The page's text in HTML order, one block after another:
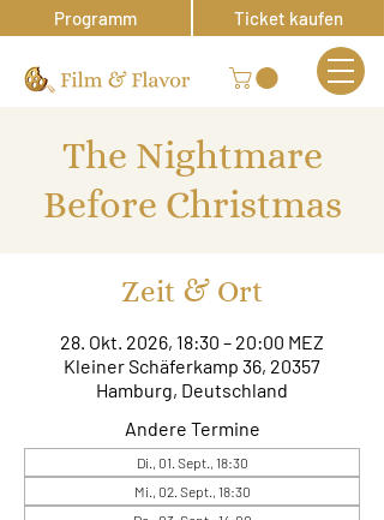
Programm Ticket kaufen
The Nightmare
Before Christmas
Zeit & Ort
28. Okt. 2026, 18:30 – 20:00 MEZ
Kleiner Schäferkamp 36, 20357
Hamburg, Deutschland
Andere Termine
Di., 01. Sept., 18:30
Mi., 02. Sept., 18:30